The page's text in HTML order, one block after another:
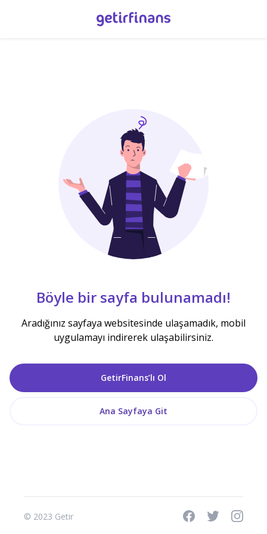
Böyle bir sayfa bulunamadı!
Aradığınız sayfaya websitesinde ulaşamadık, mobil
uygulamayı indirerek ulaşabilirsiniz.
GetirFinans’lı Ol
Ana Sayfaya Git
© 2023 Getir